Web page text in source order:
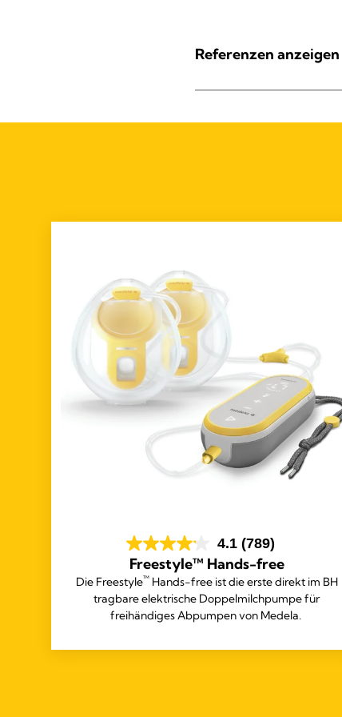
Referenzen anzeigen
4.1 (789)
Freestyle™ Hands-free
Die Freestyle™ Hands-free ist die erste direkt im BH
tragbare elektrische Doppelmilchpumpe für
freihändiges Abpumpen von Medela.